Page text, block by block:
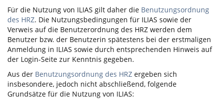
Für die Nutzung von ILIAS gilt daher die Benutzungsordnung
des HRZ. Die Nutzungsbedingungen für ILIAS sowie der
Verweis auf die Benutzerordnung des HRZ werden dem
Benutzer bzw. der Benutzerin spätestens bei der erstmaligen
Anmeldung in ILIAS sowie durch entsprechenden Hinweis auf
der Login-Seite zur Kenntnis gegeben.
Aus der Benutzungsordnung des HRZ ergeben sich
insbesondere, jedoch nicht abschließend, folgende
Grundsätze für die Nutzung von ILIAS: